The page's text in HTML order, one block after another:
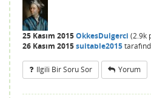
25 Kasım 2015OkkesDulgerci (2.9k
26 Kasım 2015suitable2015
Ilgili Bir Soru Sor Yorum